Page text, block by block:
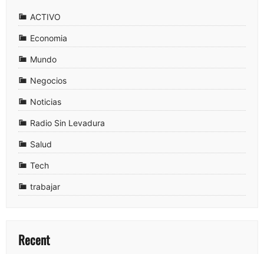
ACTIVO
Economia
Mundo
Negocios
Noticias
Radio Sin Levadura
Salud
Tech
trabajar
Recent